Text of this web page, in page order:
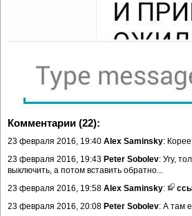
Комментарии (22):
23 февраля 2016, 19:40 Alex Saminsky:
23 февраля 2016, 19:43 Peter Sobolev: Угу,
выключить, а потом вставить обратно...
23 февраля 2016, 19:58 Alex Saminsky:
23 февраля 2016, 20:08 Peter Sobolev: А там